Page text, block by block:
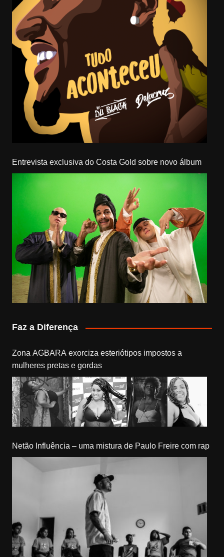
Entrevista exclusiva do Costa Gold sobre novo álbum
Faz a Diferença
Zona AGBARA exorciza esteriótipos impostos a
mulheres pretas e gordas
Netão Influência – uma mistura de Paulo Freire com rap